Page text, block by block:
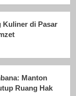
Kuliner di Pasar
Manton
Ruang Hak